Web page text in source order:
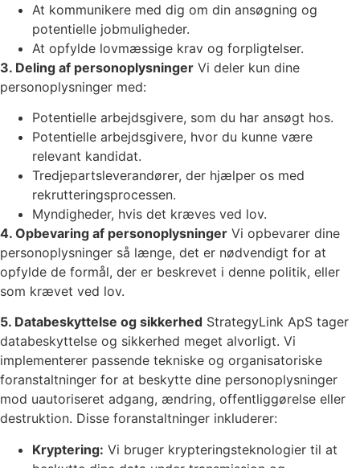
At kommunikere med dig om din ansøgning og
potentielle jobmuligheder.
At opfylde lovmæssige krav og forpligtelser.
3. Deling af personoplysninger Vi deler kun dine
personoplysninger med:
Potentielle arbejdsgivere, som du har ansøgt hos.
Potentielle arbejdsgivere, hvor du kunne være
relevant kandidat.
Tredjepartsleverandører, der hjælper os med
rekrutteringsprocessen.
Myndigheder, hvis det kræves ved lov.
4. Opbevaring af personoplysninger Vi opbevarer dine
personoplysninger så længe, det er nødvendigt for at
opfylde de formål, der er beskrevet i denne politik, eller
som krævet ved lov.
5. Databeskyttelse og sikkerhed StrategyLink ApS tager
databeskyttelse og sikkerhed meget alvorligt. Vi
implementerer passende tekniske og organisatoriske
foranstaltninger for at beskytte dine personoplysninger
mod uautoriseret adgang, ændring, offentliggørelse eller
destruktion. Disse foranstaltninger inkluderer:
Kryptering: Vi bruger krypteringsteknologier til at